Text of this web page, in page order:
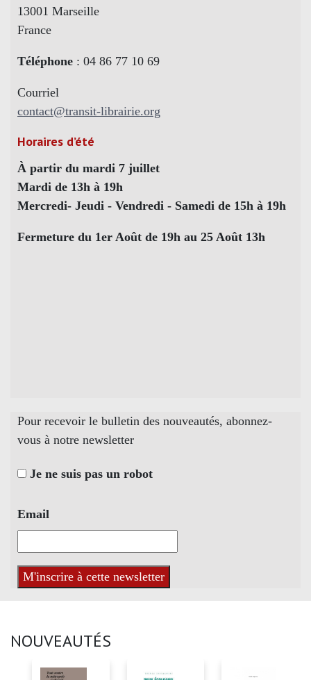
13001 Marseille
France
Téléphone : 04 86 77 10 69
Courriel
contact@transit-librairie.org
Horaires d’été
À partir du mardi 7 juillet
Mardi de 13h à 19h
Mercredi- Jeudi - Vendredi - Samedi de 15h à 19h
Fermeture du 1er Août de 19h au 25 Août 13h
Pour recevoir le bulletin des nouveautés, abonnez-
vous à notre newsletter
Je ne suis pas un robot
Email
NOUVEAUTÉS